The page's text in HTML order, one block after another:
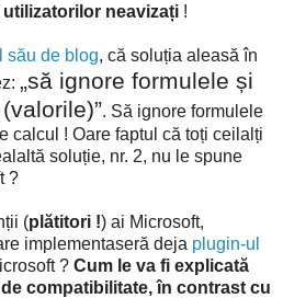
neavizați !
său de blog, că soluția aleasă în
„să ignore formulele și
. Să ignore formulele
calcul ! Oare faptul că toți ceilalți
soluție, nr. 2, nu le spune
?
(plătitori !) ai Microsoft,
implementaseră deja plugin-ul
? Cum le va fi explicată
compatibilitate, în contrast cu